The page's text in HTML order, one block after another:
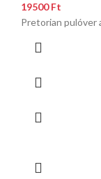
19500Ft
Pretorian pulóver